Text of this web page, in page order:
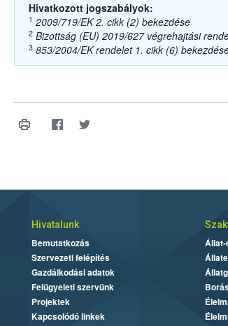
Hivatkozott jogszabályok:
1 2009/719/EK 2. cikk (2) bekezdése
2 Bizottság (EU) 2019/627 végrehajtási
3 853/2004/EK rendelet 1. cikk (6)
Hivatalunk
Bemutatkozás
Szervezeti felépítés
Gazdálkodási adatok
Felügyeleti szervünk
Projektek
Kapcsolódó linkek
Állat-